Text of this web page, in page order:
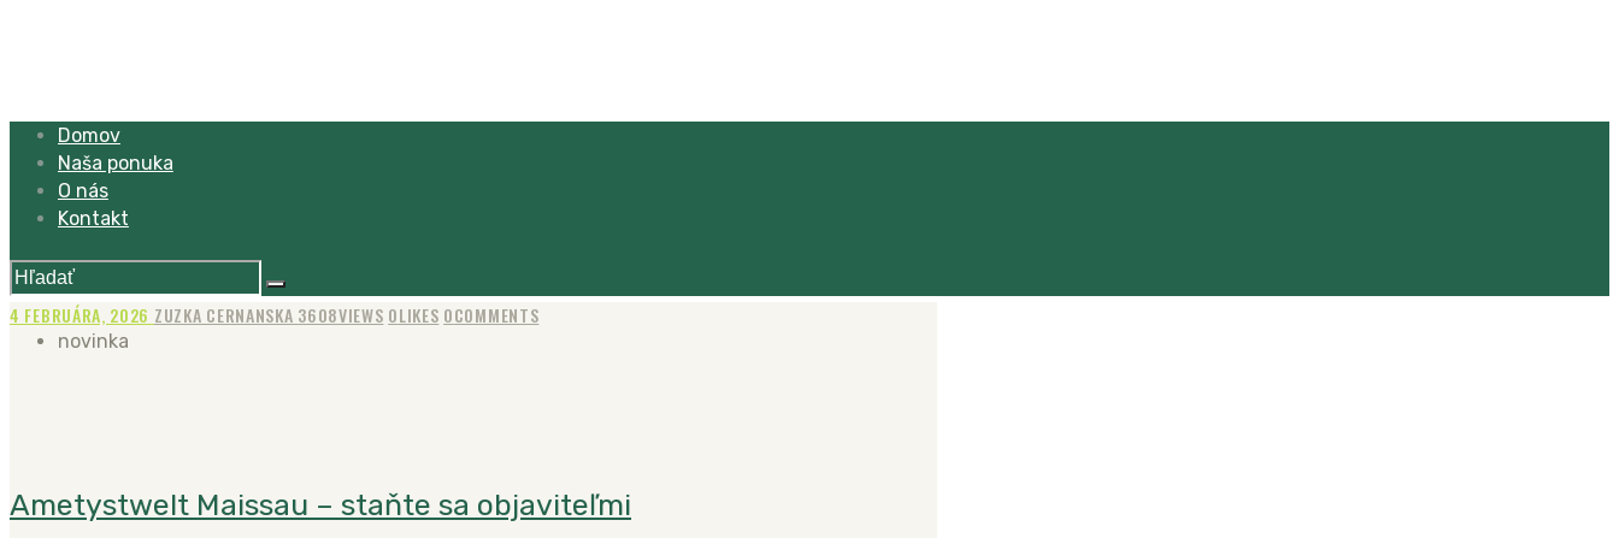
Domov
Naša ponuka
O nás
Kontakt
4 FEBRUÁRA, 2026 ZUZKA CERNANSKA 3608VIEWS 0LIKES 0COMMENTS
novinka
Ametystwelt Maissau – staňte sa objaviteľmi